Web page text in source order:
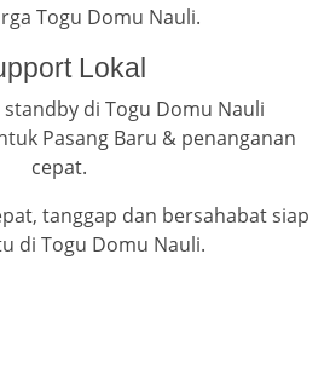
Togu Domu Nauli.
Lokal
di Togu Domu Nauli
Pasang Baru & penanganan
cepat.
tanggap dan bersahabat siap
di Togu Domu Nauli.